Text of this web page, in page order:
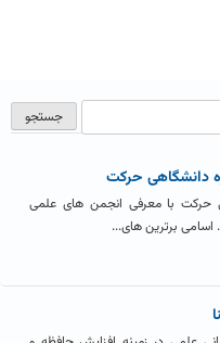
دانشگاهی حرکت
حرکت با معرفی انجمن های علمی
اسامی برترین های...